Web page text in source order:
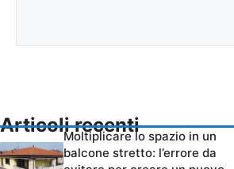
Articoli recenti
Moltiplicare lo spazio in un
balcone stretto: l’errore da